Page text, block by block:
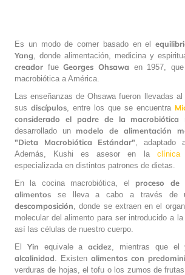
Es un modo de comer basado en el
Yang , donde alimentación, medicina y
creador fueGeorges Ohsawa en 1957,
macrobiótica a América.
Las enseñanzas de Ohsawa fueron llevadas
sus discípulos , entre los que se encuentra
considerado el padre de la macrobiótica
desarrollado un modelo de alimentación
"Dieta Macrobiótica Estándar" , adaptado
Además, Kushi es asesor en la clínica
especializada en distintos patrones de dietas.
En la cocina macrobiótica, el proceso de
alimentos se lleva a cabo a través de
descomposición , donde se extraen en el
molecular del alimento para ser introducido a
así las células de nuestro cuerpo.
El Yin equivale aacidez , mientras que el
alcalinidad . Existen alimentos con
verduras de hojas, el tofu o los zumos de